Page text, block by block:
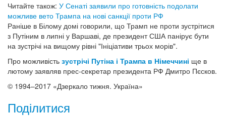
Читайте також: У Сенаті заявили про готовність подолати
можливе вето Трампа на нові санкції проти РФ
Раніше в Білому домі говорили, що Трамп не проти зустрітися
з Путіним в липні у Варшаві, де президент США панірує бути
на зустрічі на вищому рівні "Ініціативи трьох морів".
Про можливість зустрічі Путіна і Трампа в Німеччині ще в
лютому заявляв прес-секретар президента РФ Дмитро Пєсков.
© 1994–2017 «Дзеркало тижня. Україна»
Поділитися